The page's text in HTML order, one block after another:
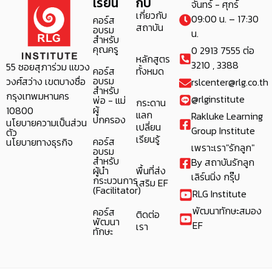
55 ซอยสุภาร่วม แขวง
วงศ์สว่าง เขตบางซื่อ
กรุงเทพมหานคร
10800
นโยบายความเป็นส่วน
ตัว
นโยบายทางธุรกิจ
คอร์ส
อบรม
สำหรับ
คุณครู
คอร์ส
อบรม
สำหรับ
พ่อ - แม่
ผู้
ปกครอง
คอร์ส
อบรม
สำหรับ
ผู้นำ
กระบวนการ
(Facilitator)
คอร์ส
พัฒนา
ทักษะ
เกี่ยวกับ
สถาบัน
หลักสูตร
ทั้งหมด
กระดาน
แลก
เปลี่ยน
เรียนรู้
พื้นที่ส่ง
เสริม EF
ติดต่อ
เรา
จันทร์ - ศุกร์
09:00 น. – 17:30
น.
0 2913 7555 ต่อ
3210 , 3388
rslcenter@rlg.co.th
@rlginstitute
Rakluke Learning
Group Institute
เพราะเรา"รักลูก"
By สถาบันรักลูก
เลิร์นนิ่ง กรุ๊ป
RLG Institute
พัฒนาทักษะสมอง
EF